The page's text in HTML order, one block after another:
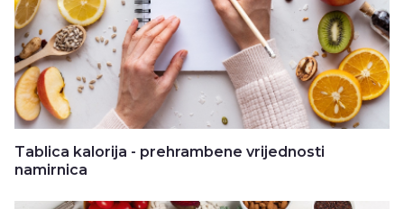
Tablica kalorija - prehrambene vrijednosti
namirnica